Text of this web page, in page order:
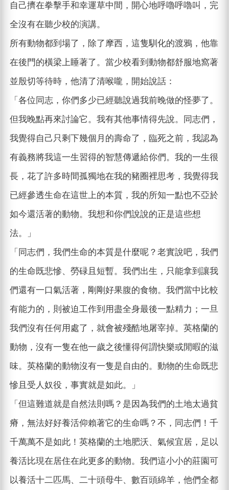
自己擠在拳擊手和幸運草中間，開心地呼嚕呼嚕叫，完
全沒有在聽少校的演講。
所有動物都到場了，除了摩西，這隻馴化的渡鴉，他靠
在後門的橫梁上睡著了。當少校看到動物都舒服地窩著
並殷切等待時，他清了清喉嚨，開始說話：
「各位同志，你們多少已經聽說過我前晚做的怪夢了。
但我晚點再來討論它。我有其他事情得先說。同志們，
我覺得自己只剩下幾個月的壽命了，臨死之前，我認為
有義務將我這一生習得的智慧傳遞給你們。我的一生很
長，花了許多時間孤獨地在我的豬圈裡思考，我覺得我
已經參透生命在這世上的本質，我的所知一點也不亞於
如今還活著的動物。我想和你們說說的正是這些想
法。」
「同志們，我們生命的本質是什麼呢？老實說吧，我們
的生命既悲慘、勞碌且短暫。我們出生，只能拿到讓我
們還有一口氣活著，剛剛好果腹的食物。我們當中比較
有能力的，則被迫工作到用盡全身最後一點精力；一旦
我們沒有任何用處了，就會被殘酷地屠宰掉。英格蘭的
動物，沒有一隻在他一歲之後懂得何謂快樂或閒暇的滋
味。英格蘭的動物沒有一隻是自由的。動物的生命既悲
慘且受人奴役，事實就是如此。」
「但這難道就是自然法則嗎？是因為我們的土地太過貧
瘠，無法好好養活仰賴著它的生命嗎？不，同志們！千
千萬萬不是如此！英格蘭的土地肥沃、氣候宜居，足以
養活比現在居住在此更多的動物。我們這小小的莊園可
以養活十二匹馬、二十頭母牛、數百頭綿羊，他們全都